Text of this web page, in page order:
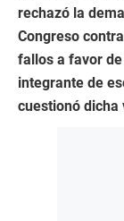
rechazó la
Congreso
fallos a favor
integrante de
cuestionó dicha